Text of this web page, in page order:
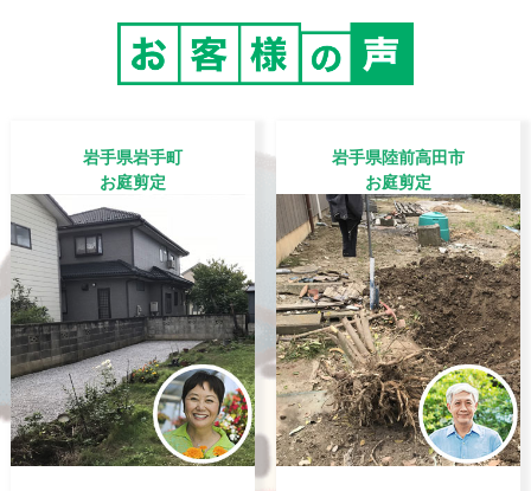
岩手県岩手町
お庭剪定
岩手県陸前高田市
お庭剪定